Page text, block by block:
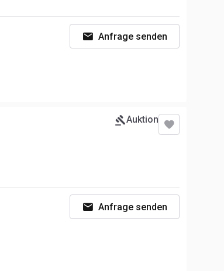
Anfrage senden
Auktion
Anfrage senden